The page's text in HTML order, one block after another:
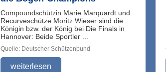
Compoundschützin Marie Marquardt und
Recurveschütze Moritz Wieser sind die
Königin bzw. der König bei Die Finals in
Hannover: Beide Sportler ...
Quelle: Deutscher Schützenbund
weiterlesen